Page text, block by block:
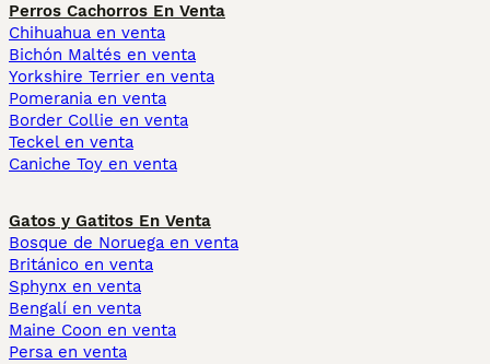
Perros Cachorros En Venta
Chihuahua en venta
Bichón Maltés en venta
Yorkshire Terrier en venta
Pomerania en venta
Border Collie en venta
Teckel en venta
Caniche Toy en venta
Gatos y Gatitos En Venta
Bosque de Noruega en venta
Británico en venta
Sphynx en venta
Bengalí en venta
Maine Coon en venta
Persa en venta